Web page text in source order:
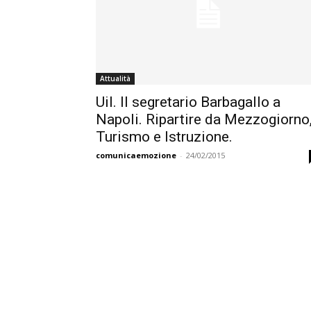
Attualità
Uil. Il segretario Barbagallo a
Napoli. Ripartire da
Turismo e Istruzione.
comunicaemozione - 24/02/2015